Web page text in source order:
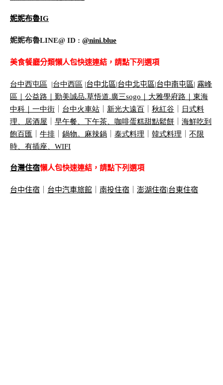
妮妮布魯IG
妮妮布魯LINE@ ID : @nini.blue
美食餐廳分類懶人包快速連結，請點下列選項
台中西屯區 |台中西區 |台中北區|台中北屯區|台中南屯區| 霧峰
區｜ 公益路｜ 勤美誠品.草悟道.廣三sogo 大雅學府路｜ 東海
中科｜ 一中街 台中火車站 新光大遠百 秋紅谷
日式料
理、居酒屋
早午餐、下午茶、咖啡蛋糕甜點鬆餅
海鮮吃到
飽百匯
牛排 鍋物。麻辣鍋 泰式料理 韓式料理
不限
時、有插座、 WIFI
台灣住宿懶人包快速連結，請點下列選項
台中住宿 台中汽車旅館 南投住宿 澎湖住宿|台東住宿